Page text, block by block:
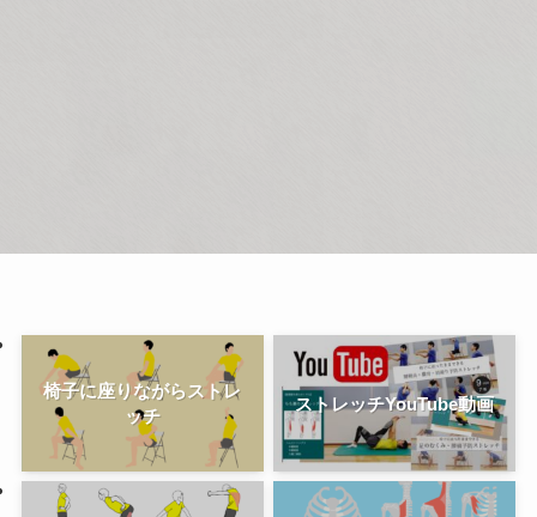
椅子に座りながらストレ
ッチ
ストレッチYouTube動画